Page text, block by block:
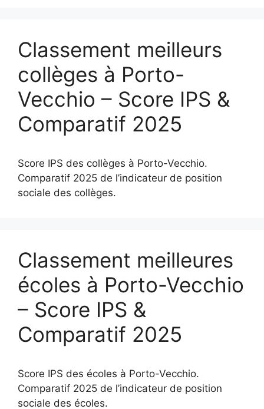
Classement meilleurs
collèges à Porto-
Vecchio – Score IPS &
Comparatif 2025
Score IPS des collèges à Porto-Vecchio.
Comparatif 2025 de l’indicateur de position
sociale des collèges.
Classement meilleures
écoles à Porto-Vecchio
– Score IPS &
Comparatif 2025
Score IPS des écoles à Porto-Vecchio.
Comparatif 2025 de l’indicateur de position
sociale des écoles.